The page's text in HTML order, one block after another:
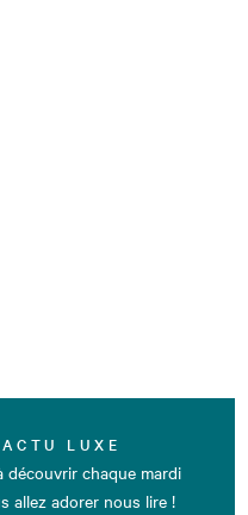
LUXE
découvrir chaque mardi
allez adorer nous lire !